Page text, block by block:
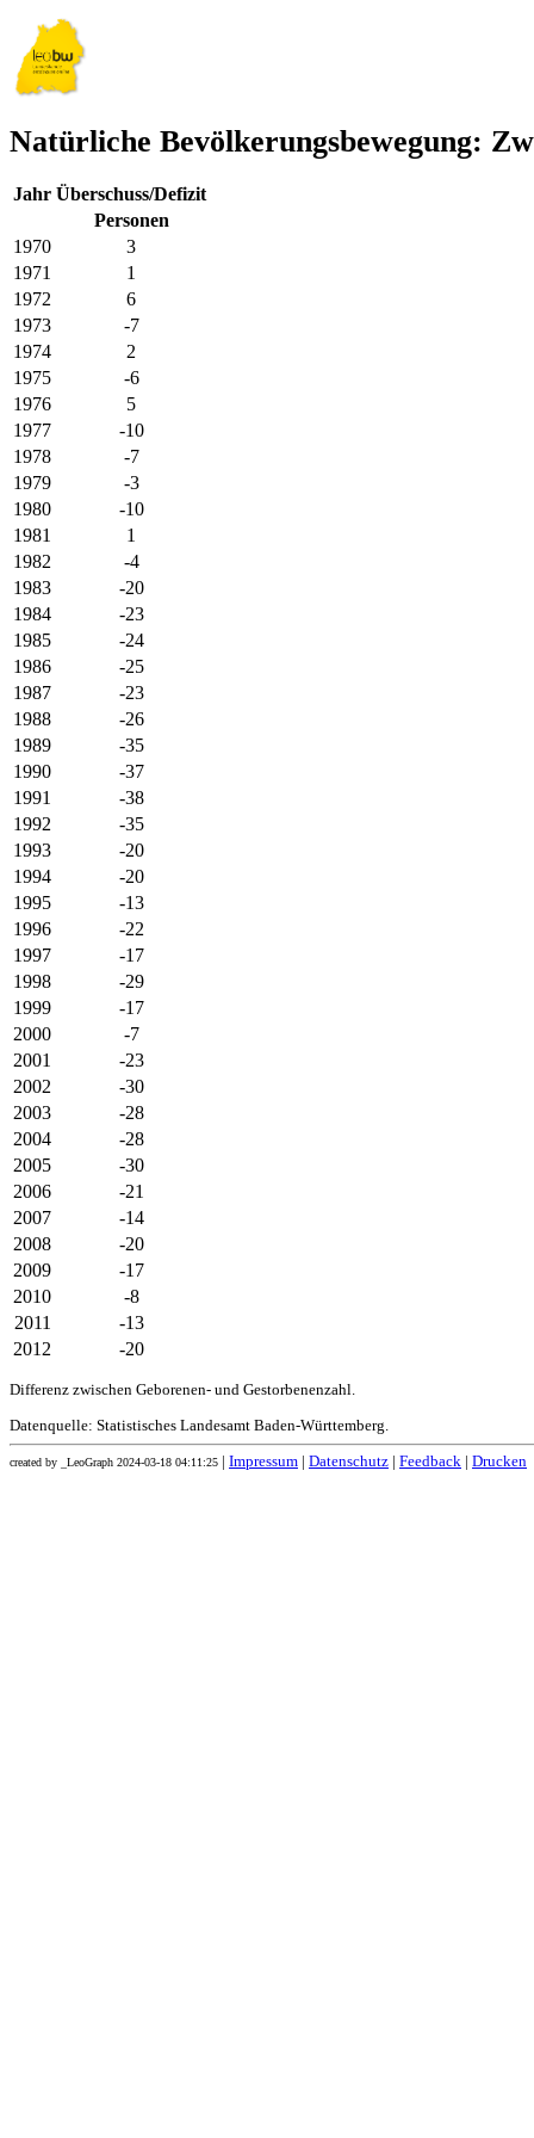
Natürliche Bevölkerungsbewegung:
Jahr Überschuss/Defizit
Personen
1970
3
1971
1
1972
6
1973
-7
1974
2
1975
-6
1976
5
1977
-10
1978
-7
1979
-3
1980
-10
1981
1
1982
-4
1983
-20
1984
-23
1985
-24
1986
-25
1987
-23
1988
-26
1989
-35
1990
-37
1991
-38
1992
-35
1993
-20
1994
-20
1995
-13
1996
-22
1997
-17
1998
-29
1999
-17
2000
-7
2001
-23
2002
-30
2003
-28
2004
-28
2005
-30
2006
-21
2007
-14
2008
-20
2009
-17
2010
-8
2011
-13
2012
-20
Differenz zwischen Geborenen- und Gestorbenenzahl.
Datenquelle: Statistisches Landesamt Baden-Württemberg.
created by _LeoGraph 2024-03-18 04:11:25 Impressum Datenschutz Feedback Drucken